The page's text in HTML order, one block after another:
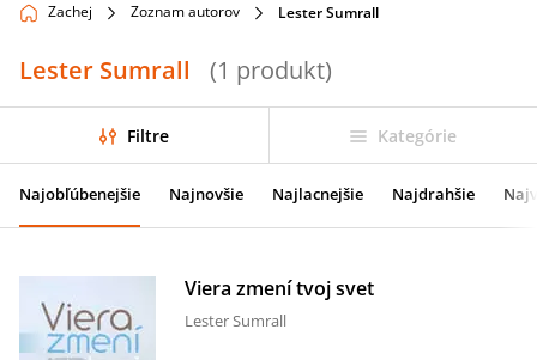
Zachej Zoznam autorov Lester Sumrall
Lester Sumrall (1 produkt)
Filtre Kategórie
Najobľúbenejšie Najnovšie Najlacnejšie Najdrahšie
Viera zmení tvoj svet
Lester Sumrall